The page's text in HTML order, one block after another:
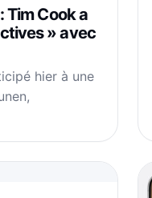
Tim Cook a
» avec
hier à une